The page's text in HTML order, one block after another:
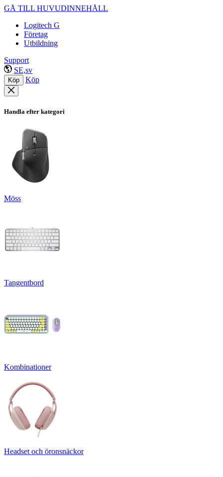
GÅ TILL HUVUDINNEHÅLL
Logitech G
Företag
Utbildning
Support
SE,sv
Köp Köp
Handla efter kategori
Möss
Tangentbord
Kombinationer
Headset och öronsnäckor